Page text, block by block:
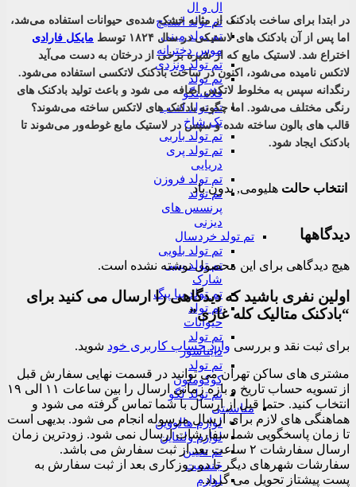
ال و ال
تم تولد استیچ
تم تولد مینی
موس دخترانه
تم تولد ونزدی
تم تولد
فلامینگو
تم تولد اسب
تک شاخ
تم تولد باربی
تم تولد پری
دریایی
تم تولد فروزن
تم تولد
پرنسس های
دیزنی
تم تولد خردسال
تم تولد بلویی
تم تولد بیبی
شارک
تم تولد پپا پیگ
تم تولد
حیوانات
تم تولد
دایناسور
تم تولد
کوکوملون
تم تولد لگو
مناسبتی
لوازم هالووین
لوازم ولنتاین
تم تعیین
جنسیت
لوازم
در ابتدا برای ساخت بادکنک از مثانه خشک شده‌ی حیوانات استفاده می‌شد،
اما پس از آن بادکنک های لاستیکی در سال ۱۸۲۴ توسط
مایکل فارادی
اختراع شد. لاستیک مایع که از شیره برخی از درختان به دست می‌آید
لاتکس نامیده می‌شود، اکنون در ساخت بادکنک لاتکسی استفاده می‌شود.
رنگدانه سپس به مخلوط لاتکس اضافه می شود و باعث تولید بادکنک های
رنگی مختلف می‌شود. اما چگونه بادکنک های لاتکس ساخته می‌شوند؟
قالب های بالون ساخته شده و سپس در لاستیک مایع غوطه‌ور می‌شوند تا
بادکنک ایجاد شود.
انتخاب حالت هلیومی, بدون باد
دیدگاهها
هیچ دیدگاهی برای این محصول نوشته نشده است.
اولین نفری باشید که دیدگاهی را ارسال می کنید برای
“بادکنک متالیک کله غازی”
برای ثبت نقد و بررسی وارد حساب کاربری خود شوید.
مشتری های ساکن تهران می توانید در قسمت نهایی سفارش قبل
از تسویه حساب تاریخ و بازه زمانی ارسال را بین ساعات ۱۱ الی ۱۹
انتخاب کنید. حتما قبل از ارسال با شما تماس گرفته می شود و
هماهنگی های لازم برای ارسال مرسوله انجام می شود. بدیهی است
تا زمان پاسخگویی شما سفارشات ارسال نمی شود. زودترین زمان
ارسال سفارشات ۲ ساعت بعد از ثبت سفارش می باشد.
سفارشات شهرهای دیگر تا دو روزکاری بعد از ثبت سفارش به
پست پیشتاز تحویل می گردد.